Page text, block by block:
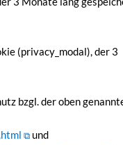
(privacy_modal), der 3
bzgl. der oben
und